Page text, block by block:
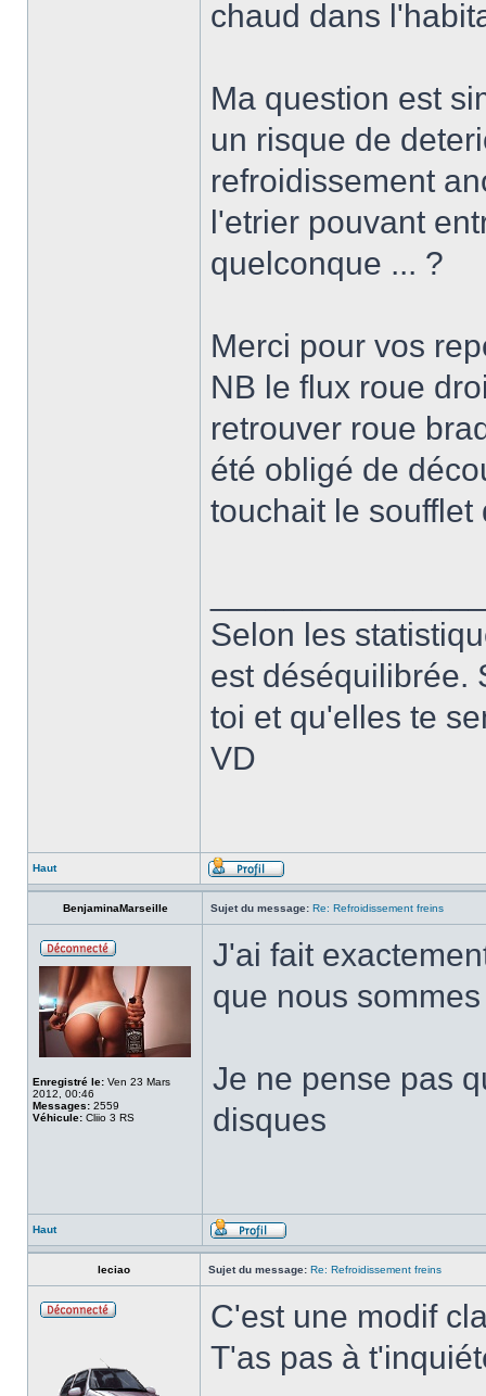
chaud dans
Ma question est
un risque de
refroidissement
l'etrier pouvant
quelconque ... ?
Merci pour vos
NB le flux roue
retrouver roue
été obligé de
touchait le soufflet
Selon les
est déséquilibrée.
toi et qu'elles te
VD
Haut
BenjaminaMarseille Sujet du message: Re: Refroidissement freins
Enregistré le: Ven 23 Mars
2012, 00:46
Messages: 2559
Véhicule: Cliio 3 RS
J'ai fait
que nous
Je ne pense pas
disques
Haut
leciao Sujet du message: Re: Refroidissement freins
C'est une modif
T'as pas à